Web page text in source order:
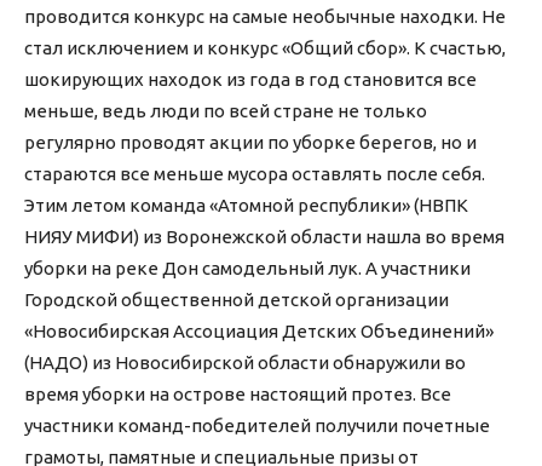
проводится конкурс на самые необычные находки. Не
стал исключением и конкурс «Общий сбор». К счастью,
шокирующих находок из года в год становится все
меньше, ведь люди по всей стране не только
регулярно проводят акции по уборке берегов, но и
стараются все меньше мусора оставлять после себя.
Этим летом команда «Атомной республики» (НВПК
НИЯУ МИФИ) из Воронежской области нашла во время
уборки на реке Дон самодельный лук. А участники
Городской общественной детской организации
«Новосибирская Ассоциация Детских Объединений»
(НАДО) из Новосибирской области обнаружили во
время уборки на острове настоящий протез. Все
участники команд-победителей получили почетные
грамоты, памятные и специальные призы от